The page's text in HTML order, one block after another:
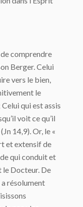
comprendre
Berger. Celui
vers le bien,
le
qui est assis
voit ce qu’il
14,9). Or, le «
et extensif de
qui conduit et
le Docteur. De
a résolument